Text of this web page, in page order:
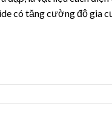
có tăng cường độ gia